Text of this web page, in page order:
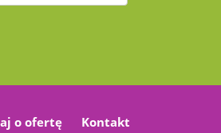
o ofertę Kontakt